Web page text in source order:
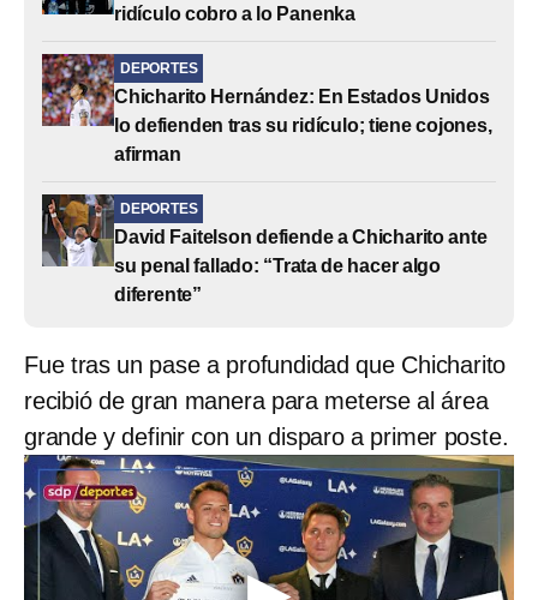
ridículo cobro a lo Panenka
DEPORTES
Chicharito Hernández: En Estados Unidos
lo defienden tras su ridículo; tiene cojones,
afirman
DEPORTES
David Faitelson defiende a Chicharito ante
su penal fallado: “Trata de hacer algo
diferente”
Fue tras un pase a profundidad que Chicharito
recibió de gran manera para meterse al área
grande y definir con un disparo a primer poste.